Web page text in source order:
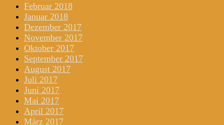
Februar 2018
Januar 2018
Dezember 2017
November 2017
Oktober 2017
September 2017
August 2017
Juli 2017
Juni 2017
Mai 2017
April 2017
März 2017